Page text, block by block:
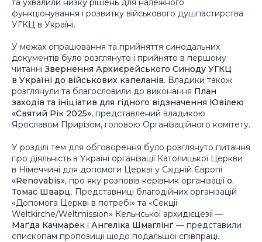
функціонування і розвитку військового душпастирства
УГКЦ в Україні.
У межах опрацювання та прийняття синодальних
документів було розглянуто і прийнято в першому
читанні Звернення Архиєрейського Синоду УГКЦ
в Україні до військових капеланів. Владики також
розглянули та благословили до виконання План
заходів та ініціатив для гідного відзначення Ювілею
«Святий Рік 2025», представлений владикою
Ярославом Прирізом, головою Організаційного комітету.
У розділі тем для обговорення було розглянуто питання
про діяльність в Україні організації Католицької Церкви
в Німеччині для допомоги Церкві у Східній Європі
«Renovabis», про яку розповів керівник організаціїо.
Томас Шварц. Представниці благодійних організацій
«Допомога Церкві в потребі» та «Секції
Weltkirche/Weltmission» Кельнської архидієцезії —
Маґда Качмарек і Ангеліка Шмаглінґ — представили
єпископам пропозиції щодо подальшої співпраці.